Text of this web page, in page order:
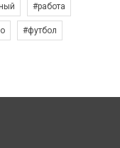
#работа
#футбол